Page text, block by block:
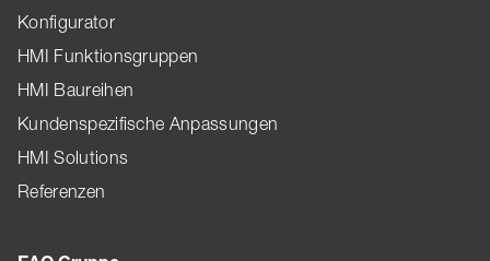
Konfigurator
HMI Funktionsgruppen
HMI Baureihen
Kundenspezifische Anpassungen
HMI Solutions
Referenzen